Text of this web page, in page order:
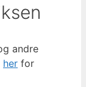
andre
her for